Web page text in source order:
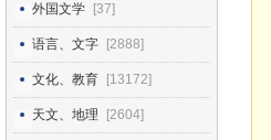
外国文学 [37]
语言、文字 [2888]
文化、教育 [13172]
天文、地理 [2604]